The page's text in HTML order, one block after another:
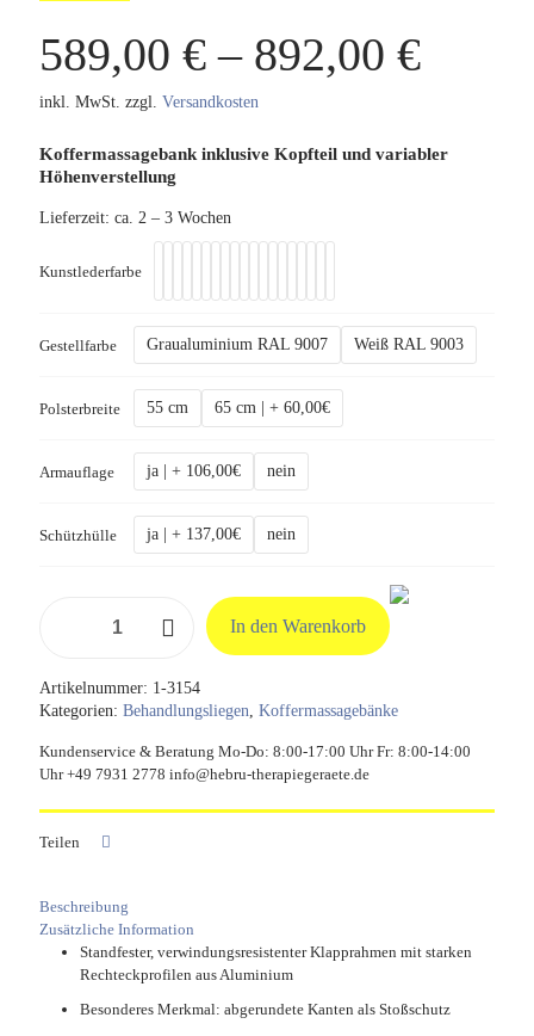
589,00 € – 892,00 €
inkl. MwSt. zzgl. Versandkosten
Koffermassagebank inklusive Kopfteil und variabler
Höhenverstellung
Lieferzeit: ca. 2 – 3 Wochen
Kunstlederfarbe
Gestellfarbe Graualuminium RAL 9007 Weiß RAL 9003
Polsterbreite 55 cm 65 cm | + 60,00€
Armauflage ja | + 106,00€ nein
Schützhülle ja | + 137,00€ nein
In den Warenkorb
Artikelnummer: 1-3154
Kategorien: Behandlungsliegen, Koffermassagebänke
Kundenservice & Beratung Mo-Do: 8:00-17:00 Uhr Fr: 8:00-14:00
Uhr +49 7931 2778 info@hebru-therapiegeraete.de
Teilen
Beschreibung
Zusätzliche Information
Standfester, verwindungsresistenter Klapprahmen mit starken
Rechteckprofilen aus Aluminium
Besonderes Merkmal: abgerundete Kanten als Stoßschutz